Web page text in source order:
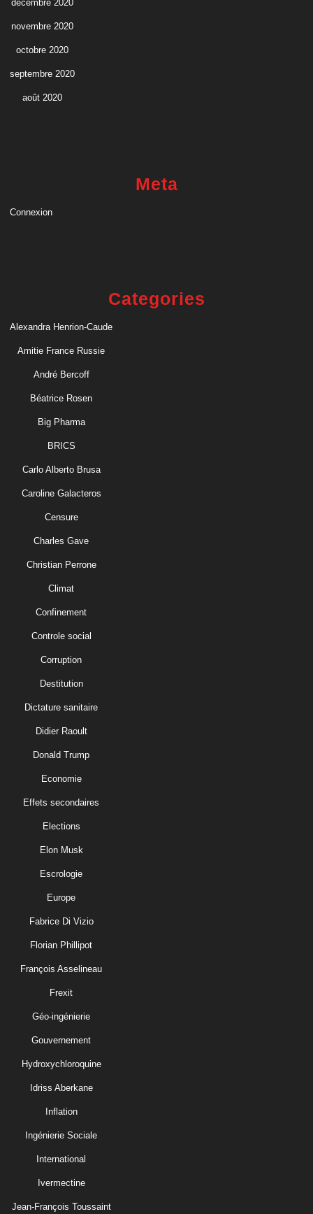
décembre 2020
novembre 2020
octobre 2020
septembre 2020
août 2020
Meta
Connexion
Categories
Alexandra Henrion-Caude
Amitie France Russie
André Bercoff
Béatrice Rosen
Big Pharma
BRICS
Carlo Alberto Brusa
Caroline Galacteros
Censure
Charles Gave
Christian Perrone
Climat
Confinement
Controle social
Corruption
Destitution
Dictature sanitaire
Didier Raoult
Donald Trump
Economie
Effets secondaires
Elections
Elon Musk
Escrologie
Europe
Fabrice Di Vizio
Florian Phillipot
François Asselineau
Frexit
Géo-ingénierie
Gouvernement
Hydroxychloroquine
Idriss Aberkane
Inflation
Ingénierie Sociale
International
Ivermectine
Jean-François Toussaint